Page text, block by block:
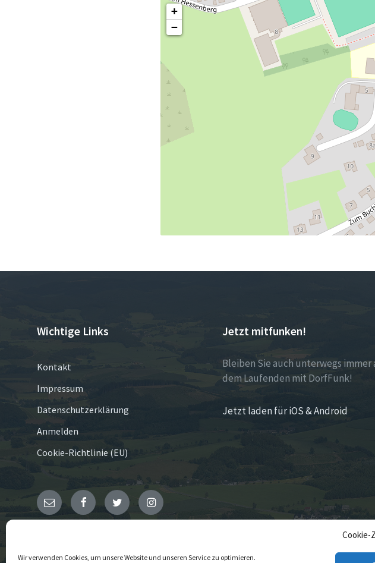
Cookie-
Wir verwenden Cookies, um unsere Website und unseren Service zu optimieren.
+
−
Wichtige Links
Kontakt
Impressum
Datenschutzerklärung
Anmelden
Cookie-Richtlinie (EU)
Jetzt mitfunken!
Bleiben Sie auch unterwegs immer
dem Laufenden mit DorfFunk!
Jetzt laden für iOS & Android
E- FacebookTwitter Instagram